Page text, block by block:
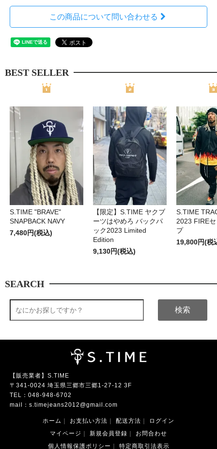
この商品について問い合わせる
BEST SELLER
S.TIME "BRAVE"
SNAPBACK NAVY
7,480円(税込)
【限定】S.TIME ヤクブ
ーツはやめろ バックパ
ック2023 Limited
Edition
9,130円(税込)
S.TIME
2023 FIRE
プ
19,800円(税
SEARCH
検索
【販売業者】S.TIME
〒341-0024 埼玉県三郷市三郷1-27-12 3F
TEL： 048-948-6702
mail： s.timejeans2012@gmail.com
ホーム お支払い方法 配送方法
ログイン
マイページ
新規会員登録
お問合わせ
個人情報保護ポリシー
特定商取引法表示